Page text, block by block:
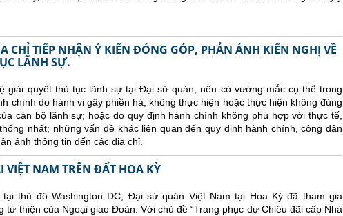
CHỈ TIẾP NHẬN Ý KIẾN ĐÓNG GÓP, PHẢN ÁNH KIẾN NGHỊ VỀ
LÃNH SỰ.
giải quyết thủ tục lãnh sự tại Đại sứ quán, nếu có vướng mắc cụ thể trong
chính do hành vi gây phiền hà, không thực hiện hoặc thực hiện không đúng
cán bộ lãnh sự; hoặc do quy định hành chính không phù hợp với thực tế,
nhất; những vấn đề khác liên quan đến quy định hành chính, công dân
ánh thông tin đến các địa chỉ.
VIỆT NAM TRÊN ĐẤT HOA KỲ
tại thủ đô Washington DC, Đại sứ quán Việt Nam tại Hoa Kỳ đã tham gia
từ thiện của Ngoại giao Đoàn. Với chủ đề “Trang phục dự Chiêu đãi cấp Nhà